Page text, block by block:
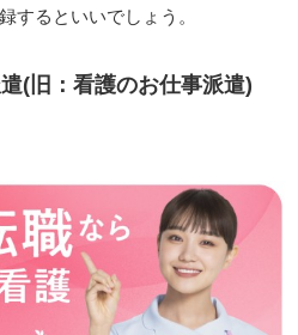
するといいでしょう。
(旧：看護のお仕事派遣)